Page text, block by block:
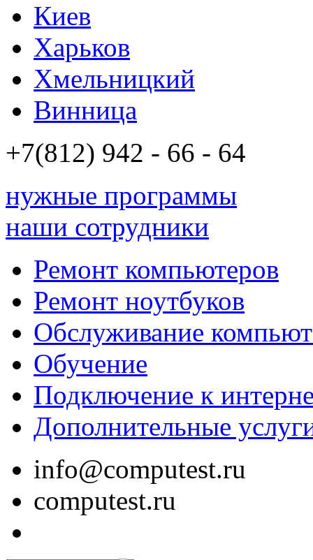
Киев
Харьков
Хмельницкий
Винница
+7(812) 942 - 66 - 64
нужные программы
наши сотрудники
Ремонт компьютеров
Ремонт ноутбуков
Обслуживание
Обучение
Подключение к
Дополнительные
info@computest.ru
computest.ru